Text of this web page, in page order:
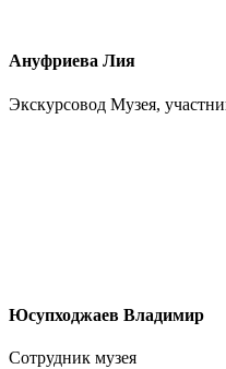
Ануфриева Лия
Экскурсовод Музея,
Юсупходжаев Владимир
Сотрудник музея